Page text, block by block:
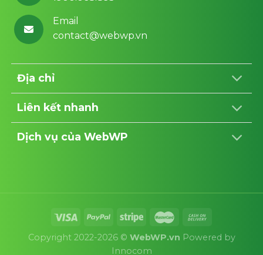
Email
contact@webwp.vn
Địa chỉ
Liên kết nhanh
Dịch vụ của WebWP
Copyright 2022-2026 © WebWP.vn Powered by
Innocom